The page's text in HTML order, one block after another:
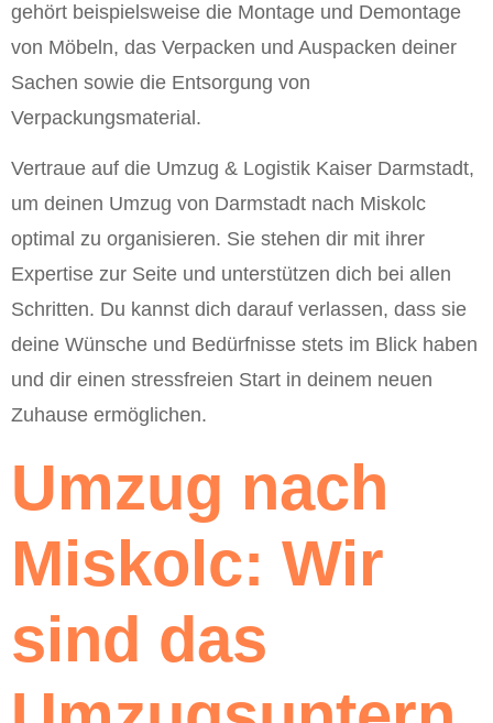
gehört beispielsweise die Montage und Demontage
von Möbeln, das Verpacken und Auspacken deiner
Sachen sowie die Entsorgung von
Verpackungsmaterial.
Vertraue auf die Umzug & Logistik Kaiser Darmstadt,
um deinen Umzug von Darmstadt nach Miskolc
optimal zu organisieren. Sie stehen dir mit ihrer
Expertise zur Seite und unterstützen dich bei allen
Schritten. Du kannst dich darauf verlassen, dass sie
deine Wünsche und Bedürfnisse stets im Blick haben
und dir einen stressfreien Start in deinem neuen
Zuhause ermöglichen.
Umzug nach
Miskolc: Wir
sind das